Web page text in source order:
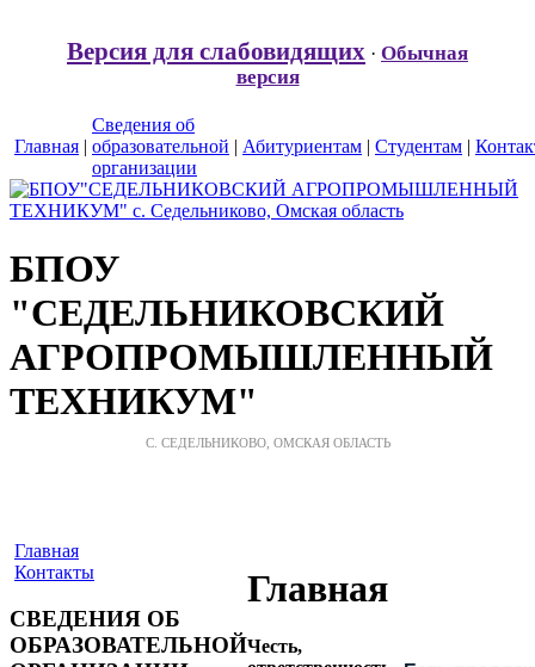
Версия для слабовидящих · Обычная
версия
Главная |
Сведения об
образовательной
организации
| Абитуриентам | Студентам |
БПОУ
"СЕДЕЛЬНИКОВСКИЙ
АГРОПРОМЫШЛЕННЫЙ
ТЕХНИКУМ"
С. СЕДЕЛЬНИКОВО, ОМСКАЯ ОБЛАСТЬ
Главная
Контакты
СВЕДЕНИЯ ОБ
ОБРАЗОВАТЕЛЬНОЙ
Главная
Честь,